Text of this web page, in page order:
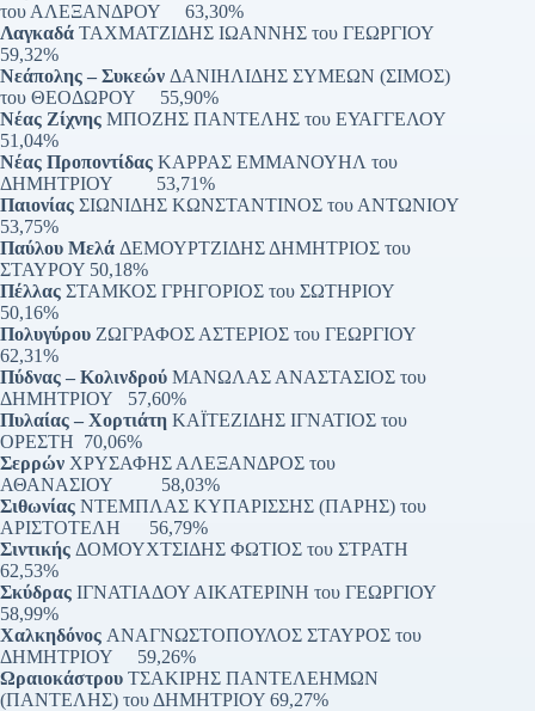
του ΑΛΕΞΑΝΔΡΟΥ 63,30%
Λαγκαδά ΤΑΧΜΑΤΖΙΔΗΣ ΙΩΑΝΝΗΣ του ΓΕΩΡΓΙΟΥ
59,32%
Νεάπολης – Συκεών ΔΑΝΙΗΛΙΔΗΣ ΣΥΜΕΩΝ (ΣΙΜΟΣ)
του ΘΕΟΔΩΡΟΥ 55,90%
Νέας Ζίχνης ΜΠΟΖΗΣ ΠΑΝΤΕΛΗΣ του ΕΥΑΓΓΕΛΟΥ
51,04%
Νέας Προποντίδας ΚΑΡΡΑΣ ΕΜΜΑΝΟΥΗΛ του
ΔΗΜΗΤΡΙΟΥ 53,71%
Παιονίας ΣΙΩΝΙΔΗΣ ΚΩΝΣΤΑΝΤΙΝΟΣ του ΑΝΤΩΝΙΟΥ
53,75%
Παύλου Μελά ΔΕΜΟΥΡΤΖΙΔΗΣ ΔΗΜΗΤΡΙΟΣ του
ΣΤΑΥΡΟΥ 50,18%
Πέλλας ΣΤΑΜΚΟΣ ΓΡΗΓΟΡΙΟΣ του ΣΩΤΗΡΙΟΥ
50,16%
Πολυγύρου ΖΩΓΡΑΦΟΣ ΑΣΤΕΡΙΟΣ του ΓΕΩΡΓΙΟΥ
62,31%
Πύδνας – Κολινδρού MΑΝΩΛΑΣ ΑΝΑΣΤΑΣΙΟΣ του
ΔΗΜΗΤΡΙΟΥ 57,60%
Πυλαίας – Χορτιάτη ΚΑΪΤΕΖΙΔΗΣ ΙΓΝΑΤΙΟΣ του
ΟΡΕΣΤΗ 70,06%
Σερρών ΧΡΥΣΑΦΗΣ ΑΛΕΞΑΝΔΡΟΣ του
ΑΘΑΝΑΣΙΟΥ 58,03%
Σιθωνίας ΝΤΕΜΠΛΑΣ ΚΥΠΑΡΙΣΣΗΣ (ΠΑΡΗΣ) του
ΑΡΙΣΤΟΤΕΛΗ 56,79%
Σιντικής ΔΟΜΟΥΧΤΣΙΔΗΣ ΦΩΤΙΟΣ του ΣΤΡΑΤΗ
62,53%
Σκύδρας ΙΓΝΑΤΙΑΔΟΥ ΑΙΚΑΤΕΡΙΝΗ του ΓΕΩΡΓΙΟΥ
58,99%
Χαλκηδόνος ΑΝΑΓΝΩΣΤΟΠΟΥΛΟΣ ΣΤΑΥΡΟΣ του
ΔΗΜΗΤΡΙΟΥ 59,26%
Ωραιοκάστρου ΤΣΑΚΙΡΗΣ ΠΑΝΤΕΛΕΗΜΩΝ
(ΠΑΝΤΕΛΗΣ) του ΔΗΜΗΤΡΙΟΥ 69,27%